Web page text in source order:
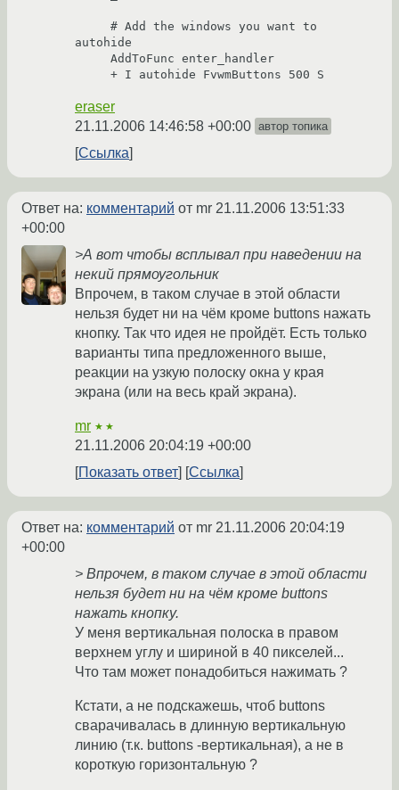
autohide
     + I autohide FvwmButtons 500 S
eraser
21.11.2006 14:46:58 +00:00 автор топика
Ссылка
Ответ на: комментарий от mr 21.11.2006 13:51:33
+00:00
>А вот чтобы всплывал при наведении на
некий прямоугольник
Впрочем, в таком случае в этой области
нельзя будет ни на чём кроме buttons нажать
кнопку. Так что идея не пройдёт. Есть только
варианты типа предложенного выше,
реакции на узкую полоску окна у края
экрана (или на весь край экрана).
mr ★★
21.11.2006 20:04:19 +00:00
Показать ответ
Ссылка
Ответ на: комментарий от mr 21.11.2006 20:04:19
+00:00
> Впрочем, в таком случае в этой области
нельзя будет ни на чём кроме buttons
нажать кнопку.
У меня вертикальная полоска в правом
верхнем углу и шириной в 40 пикселей...
Что там может понадобиться нажимать ?
Кстати, а не подскажешь, чтоб buttons
сварачивалась в длинную вертикальную
линию (т.к. buttons -вертикальная), а не в
короткую горизонтальную ?